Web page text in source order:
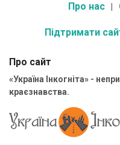
Про нас
Підтримати
Про сайт
«Україна Інкогніта» -
краєзнавства.